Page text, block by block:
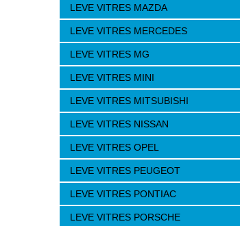
LEVE VITRES MAZDA
LEVE VITRES MERCEDES
LEVE VITRES MG
LEVE VITRES MINI
LEVE VITRES MITSUBISHI
LEVE VITRES NISSAN
LEVE VITRES OPEL
LEVE VITRES PEUGEOT
LEVE VITRES PONTIAC
LEVE VITRES PORSCHE